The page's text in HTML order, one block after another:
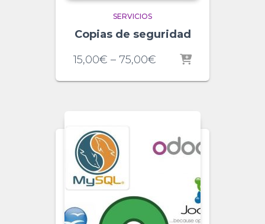
SERVICIOS
Copias de seguridad
15,00€ – 75,00€